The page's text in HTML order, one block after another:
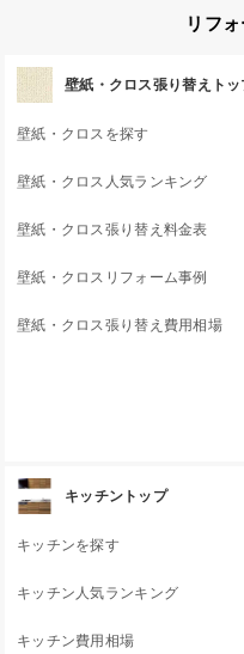
リフ
壁紙・クロス張り替えトッ
壁紙・クロスを探す
壁紙・クロス人気ランキング
壁紙・クロス張り替え料金表
壁紙・クロスリフォーム事例
壁紙・クロス張り替え費用相場
キッチントップ
キッチンを探す
キッチン人気ランキング
キッチン費用相場